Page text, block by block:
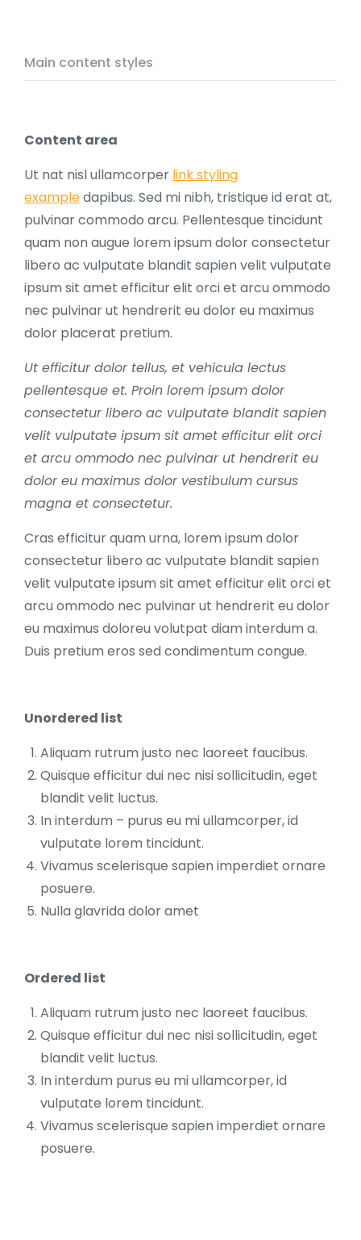
Main content styles
Content area
Ut nat nisl ullamcorper link styling
exampledapibus. Sed mi nibh, tristique id erat at,
pulvinar commodo arcu. Pellentesque tincidunt
quam non augue lorem ipsum dolor consectetur
libero ac vulputate blandit sapien velit vulputate
ipsum sit amet efficitur elit orci et arcu ommodo
nec pulvinar ut hendrerit eu dolor eu maximus
dolor placerat pretium.
Ut efficitur dolor tellus, et vehicula lectus
pellentesque et. Proin lorem ipsum dolor
consectetur libero ac vulputate blandit sapien
velit vulputate ipsum sit amet efficitur elit orci
et arcu ommodo nec pulvinar ut hendrerit eu
dolor eu maximus dolor vestibulum cursus
magna et consectetur.
Cras efficitur quam urna, lorem ipsum dolor
consectetur libero ac vulputate blandit sapien
velit vulputate ipsum sit amet efficitur elit orci et
arcu ommodo nec pulvinar ut hendrerit eu dolor
eu maximus doloreu volutpat diam interdum a.
Duis pretium eros sed condimentum congue.
Unordered list
Aliquam rutrum justo nec laoreet faucibus.
Quisque efficitur dui nec nisi sollicitudin, eget
blandit velit luctus.
In interdum – purus eu mi ullamcorper, id
vulputate lorem tincidunt.
Vivamus scelerisque sapien imperdiet ornare
posuere.
Nulla glavrida dolor amet
Ordered list
Aliquam rutrum justo nec laoreet faucibus.
Quisque efficitur dui nec nisi sollicitudin, eget
blandit velit luctus.
In interdum purus eu mi ullamcorper, id
vulputate lorem tincidunt.
Vivamus scelerisque sapien imperdiet ornare
posuere.